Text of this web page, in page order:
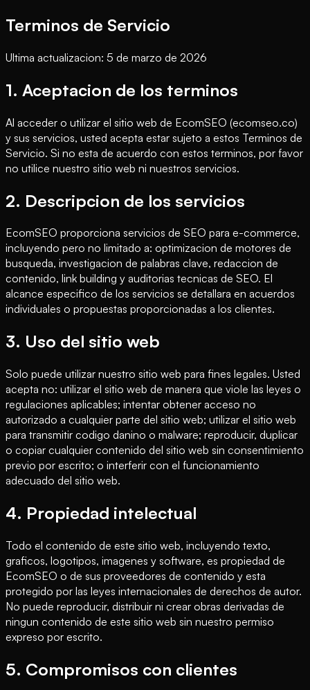
Terminos de Servicio
Ultima actualizacion: 5 de marzo de 2026
1. Aceptacion de los terminos
Al acceder o utilizar el sitio web de EcomSEO (ecomseo.co)
y sus servicios, usted acepta estar sujeto a estos Terminos de
Servicio. Si no esta de acuerdo con estos terminos, por favor
no utilice nuestro sitio web ni nuestros servicios.
2. Descripcion de los servicios
EcomSEO proporciona servicios de SEO para e-commerce,
incluyendo pero no limitado a: optimizacion de motores de
busqueda, investigacion de palabras clave, redaccion de
contenido, link building y auditorias tecnicas de SEO. El
alcance especifico de los servicios se detallara en acuerdos
individuales o propuestas proporcionadas a los clientes.
3. Uso del sitio web
Solo puede utilizar nuestro sitio web para fines legales. Usted
acepta no: utilizar el sitio web de manera que viole las leyes o
regulaciones aplicables; intentar obtener acceso no
autorizado a cualquier parte del sitio web; utilizar el sitio web
para transmitir codigo danino o malware; reproducir, duplicar
o copiar cualquier contenido del sitio web sin consentimiento
previo por escrito; o interferir con el funcionamiento
adecuado del sitio web.
4. Propiedad intelectual
Todo el contenido de este sitio web, incluyendo texto,
graficos, logotipos, imagenes y software, es propiedad de
EcomSEO o de sus proveedores de contenido y esta
protegido por las leyes internacionales de derechos de autor.
No puede reproducir, distribuir ni crear obras derivadas de
ningun contenido de este sitio web sin nuestro permiso
expreso por escrito.
5. Compromisos con clientes